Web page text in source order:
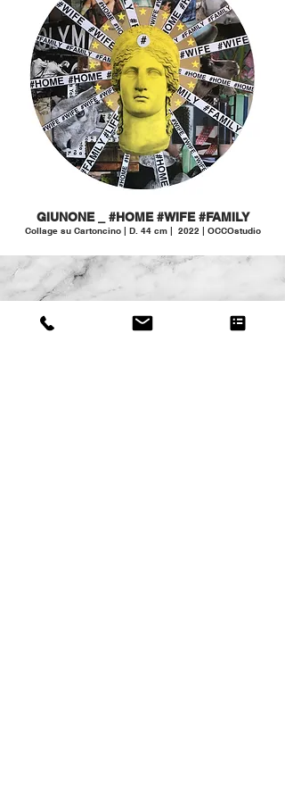
GIUNONE _ #HOME #WIFE #FAMILY
Collage su Cartoncino | D. 44 cm | 2022 | OCCOstudio
GIUNONE
(Iuno)